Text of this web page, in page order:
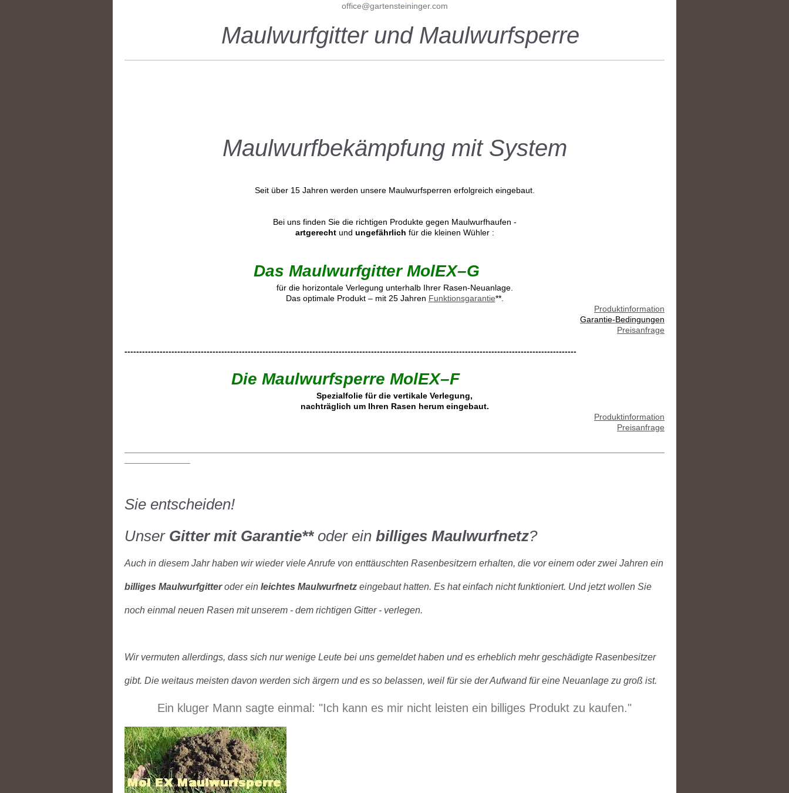
office@gartensteininger.com
Maulwurfgitter und Maulwurfsperre
Maulwurfbekämpfung mit System
Seit über 15 Jahren werden unsere Maulwurfsperren erfolgreich eingebaut.
Bei uns finden Sie die richtigen Produkte gegen Maulwurfhaufen -
artgerechtund ungefährlich für die kleinen Wühler :
Das Maulwurfgitter MolEX–G
für die horizontale Verlegung unterhalb Ihrer Rasen-Neuanlage.
Das optimale Produkt – mit 25 Jahren Funktionsgarantie**.
Produktinformation
Garantie-Bedingungen
Preisanfrage
----------------------------------------------------------------------------------------------------------------------------------------------------------
Die Maulwurfsperre MolEX–F
Spezialfolie für die vertikale Verlegung,
nachträglich um Ihren Rasen herum eingebaut.
Produktinformation
Preisanfrage
Sie entscheiden!
Unser Gitter mit Garantie**oder ein billiges Maulwurfnetz?
Auch in diesem Jahr haben wir wieder viele Anrufe von enttäuschten Rasenbesitzern erhalten, die vor einem oder zwei Jahren ein
billiges Maulwurfgitteroder ein leichtes Maulwurfnetz eingebaut hatten. Es hat einfach nicht funktioniert. Und jetzt wollen Sie
noch einmal neuen Rasen mit unserem - dem richtigen Gitter - verlegen.
Wir vermuten allerdings, dass sich nur wenige Leute bei uns gemeldet haben und es erheblich mehr geschädigte Rasenbesitzer
gibt. Die weitaus meisten davon werden sich ärgern und es so belassen, weil für sie der Aufwand für eine Neuanlage zu groß ist.
Ein kluger Mann sagte einmal: "Ich kann es mir nicht leisten ein billiges Produkt zu kaufen."